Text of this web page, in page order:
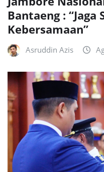
Bantaeng : “Jaga
Kebersamaan”
Asruddin Azis